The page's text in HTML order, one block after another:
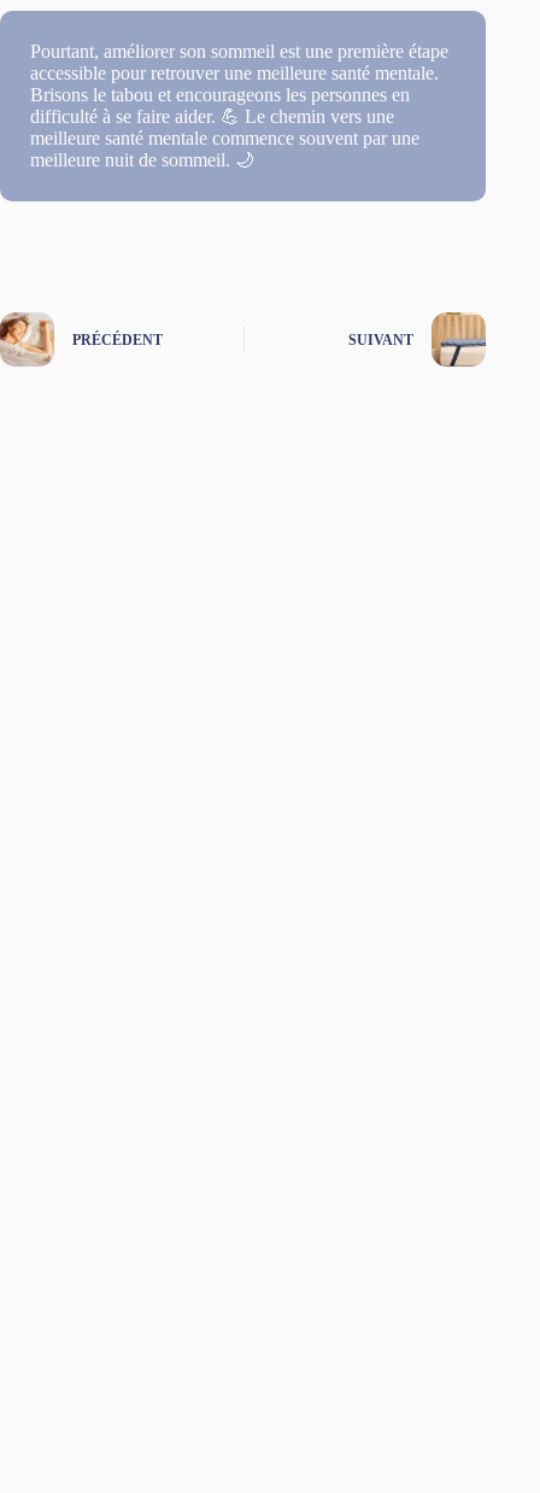
Pourtant, améliorer son sommeil est une première étape
accessible pour retrouver une meilleure santé mentale.
Brisons le tabou et encourageons les personnes en
difficulté à se faire aider. 💪 Le chemin vers une
meilleure santé mentale commence souvent par une
meilleure nuit de sommeil. 🌙
PRÉCÉDENT SUIVANT